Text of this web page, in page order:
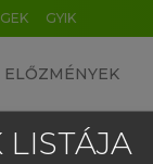
GYIK
ELŐZMÉNYEK
LISTÁJA